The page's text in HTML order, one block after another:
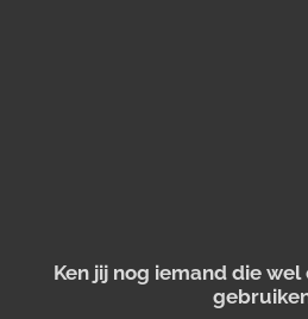
Ken jij nog iemand die